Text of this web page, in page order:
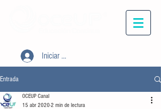
Iniciar sesión
Entrada
OCEUP Canal
15 abr 2020 2 min de lectura